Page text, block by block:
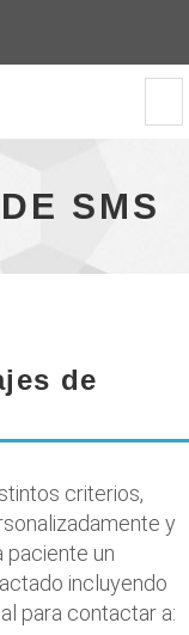
SMS
de
criterios,
y
paciente un
incluyendo
para contactar a: